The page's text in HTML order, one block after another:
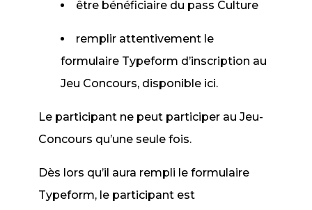
être bénéficiaire du pass Culture
remplir attentivement le
formulaire Typeform d’inscription au
Jeu Concours, disponible ici.
Le participant ne peut participer au Jeu-
Concours qu’une seule fois.
Dès lors qu’il aura rempli le formulaire
Typeform, le participant est